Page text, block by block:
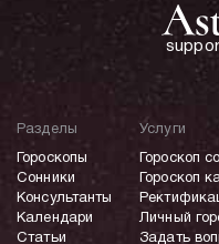
Разделы
Гороскопы
Сонники
Консультанты
Календари
Статьи
Услуги
Гороскоп
Гороскоп
Личный
Задать